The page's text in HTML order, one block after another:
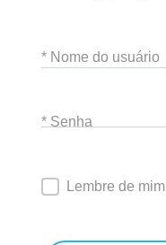
* Nome do usuário
* Senha
Lembre de mim